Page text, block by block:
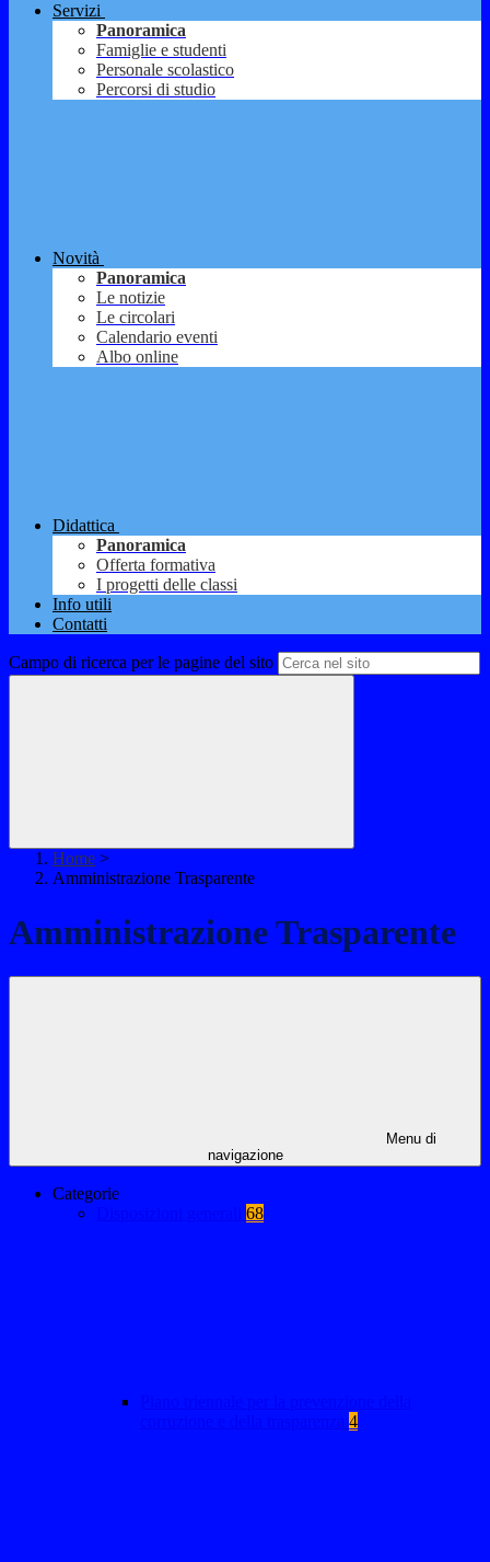
Servizi
Panoramica
Famiglie e studenti
Personale scolastico
Percorsi di studio
Novità
Panoramica
Le notizie
Le circolari
Calendario eventi
Albo online
Didattica
Panoramica
Offerta formativa
I progetti delle classi
Info utili
Contatti
Campo di ricerca per le pagine del sito
Home >
Amministrazione Trasparente
Amministrazione Trasparente
Menu di
navigazione
Categorie
68
4